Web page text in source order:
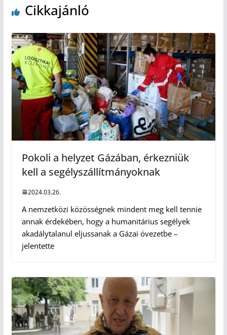
Cikkajánló
Pokoli a helyzet Gázában, érkezniük
kell a segélyszállítmányoknak
2024.03.26.
A nemzetközi közösségnek mindent meg kell tennie
annak érdekében, hogy a humanitárius segélyek
akadálytalanul eljussanak a Gázai övezetbe –
jelentette